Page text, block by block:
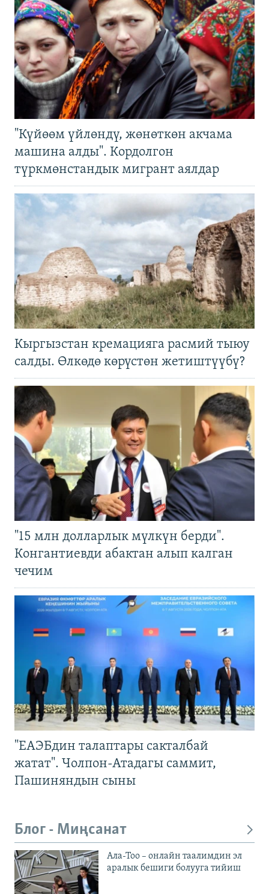
"Күйөөм үйлөндү, жөнөткөн акчама
машина алды". Кордолгон
түркмөнстандык мигрант аялдар
Кыргызстан кремацияга расмий тыюу
салды. Өлкөдө көрүстөн жетиштүүбү?
"15 млн долларлык мүлкүн берди".
Конгантиевди абактан алып калган
чечим
"ЕАЭБдин талаптары сакталбай
жатат". Чолпон-Атадагы саммит,
Пашиняндын сыны
Блог - Миңсанат
Ала-Тоо – онлайн таалимдин эл
аралык бешиги болууга тийиш